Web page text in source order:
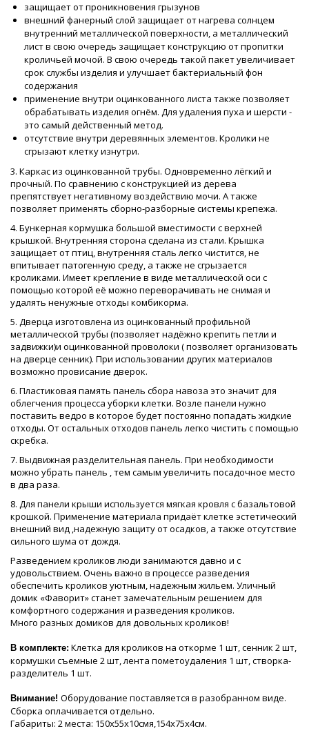
защищает от проникновения грызунов
внешний фанерный слой защищает от нагрева солнцем
внутренний металлической поверхности, а металлический
лист в свою очередь защищает конструкцию от пропитки
кроличьей мочой. В свою очередь такой пакет увеличивает
срок службы изделия и улучшает бактериальный фон
содержания
применение внутри оцинкованного листа также позволяет
обрабатывать изделия огнём. Для удаления пуха и шерсти -
это самый действенный метод.
отсутствие внутри деревянных элементов. Кролики не
сгрызают клетку изнутри.
3. Каркас из оцинкованной трубы. Одновременно лёгкий и
прочный. По сравнению с конструкцией из дерева
препятствует негативному воздействию мочи. А также
позволяет применять сборно-разборные системы крепежа.
4. Бункерная кормушка большой вместимости с верхней
крышкой. Внутренняя сторона сделана из стали. Крышка
защищает от птиц, внутренняя сталь легко чистится, не
впитывает патогенную среду, а также не сгрызается
кроликами. Имеет крепление в виде металлической оси с
помощью которой её можно переворачивать не снимая и
удалять ненужные отходы комбикорма.
5. Дверца изготовлена из оцинкованный профильной
металлической трубы (позволяет надёжно крепить петли и
задвижки)и оцинкованной проволоки ( позволяет организовать
на дверце сенник). При использовании других материалов
возможно провисание дверок.
6. Пластиковая память панель сбора навоза это значит для
облегчения процесса уборки клетки. Возле панели нужно
поставить ведро в которое будет постоянно попадать жидкие
отходы. От остальных отходов панель легко чистить с помощью
скребка.
7. Выдвижная разделительная панель. При необходимости
можно убрать панель , тем самым увеличить посадочное место
в два раза.
8. Для панели крыши используется мягкая кровля с базальтовой
крошкой. Применение материала придаёт клетке эстетический
внешний вид ,надежную защиту от осадков, а также отсутствие
сильного шума от дождя.
Разведением кроликов люди занимаются давно и с
удовольствием. Очень важно в процессе разведения
обеспечить кроликов уютным, надежным жильем. Уличный
домик «Фаворит» станет замечательным решением для
комфортного содержания и разведения кроликов.
Много разных домиков для довольных кроликов!
В комплекте: Клетка для кроликов на откорме 1 шт, сенник 2 шт,
кормушки съемные 2 шт, лента пометоудаления 1 шт, створка-
разделитель 1 шт.
Внимание! Оборудование поставляется в разобранном виде.
Сборка оплачивается отдельно.
Габариты: 2 места: 150х55х10смя,154х75х4см.